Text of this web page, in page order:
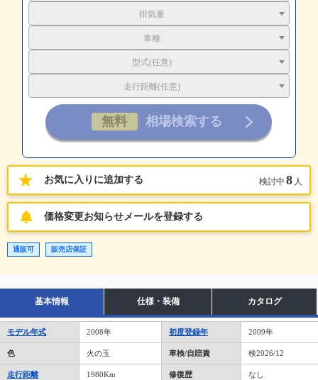
排気量
車種
型式(任意)
走行距離(任意)
お気に入りに追加する 検討中 8 人
価格変更お知らせメールを登録する
通販可 販売店保証
基本情報 仕様・装備 カタログ
モデル年式 2008年 初度登録年 2009年
色 火の玉 車検/自賠責 検2026/12
走行距離 1980Km 修復歴 なし